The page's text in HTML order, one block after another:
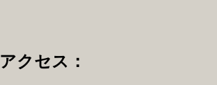
アクセス：